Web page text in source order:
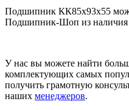
Подшипник КК85x93x55
Подшипник-Шоп из наличия
У нас вы можете найти
комплектующих самых
получить грамотную
наших менеджеров.